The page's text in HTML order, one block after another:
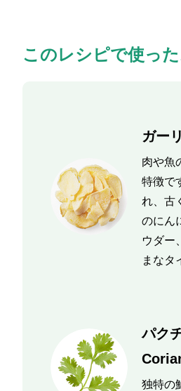
このレシピで使っ
ガー
肉や魚
特徴で
れ、古
のにん
ウダー
まなタ
パク
独特の